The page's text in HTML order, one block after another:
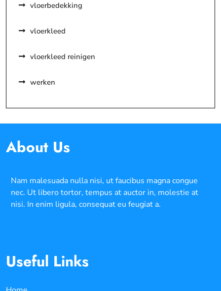
vloerbedekking
vloerkleed
vloerkleed reinigen
werken
About Us
Nam malesuada nulla nisi, ut faucibus magna congue
nec. Ut libero tortor, tempus at auctor in, molestie at
nisi. In enim ligula, consequat eu feugiat a.
Useful Links